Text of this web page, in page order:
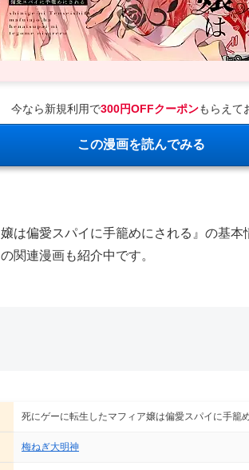
今なら新規利用で300円OFFクーポンもらえて
この漫画を読んでみる
は偏愛スパイに手籠めにされる』の基本
関連漫画も紹介中です。
死にゲーに転生したマフィア嬢は偏愛スパイに手籠
梅ねぎ大明神